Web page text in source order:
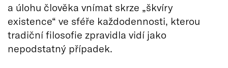
a úlohu člověka vnímat skrze „škvíry
existence“ ve sféře každodennosti, kterou
tradiční filosofie zpravidla vidí jako
nepodstatný případek.